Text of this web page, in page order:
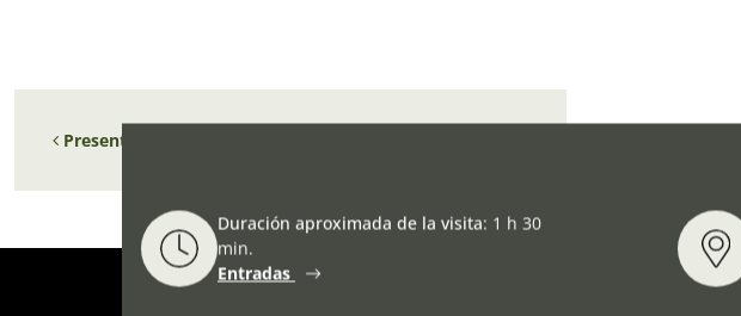
Navegación de entradas
Presentación del documental MARIPOSAS EN EL HIERRO
Duración aproximada de la visita: 1 h 30
min.
Entradas